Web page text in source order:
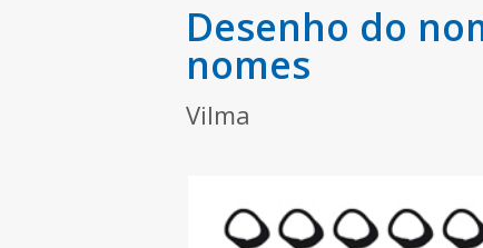
Desenho do
nomes
Vilma